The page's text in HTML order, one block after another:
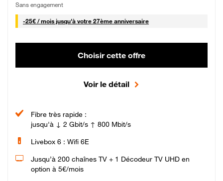
Sans engagement
-25€ / mois25 € par mois
jusqu'à votre 27ème anniversaire
Choisir cette offre
Voir le détail
Fibre très rapide :
jusqu'à ↓ 2 Gbit/s ↑ 800 Mbit/s
Livebox 6 : Wifi 6E
Jusqu’à 200 chaînes TV + 1 Décodeur TV UHD en
option à 5€/mois